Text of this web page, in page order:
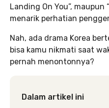
Landing On You”, maupun
menarik perhatian
Nah, ada drama Korea
bisa kamu nikmati saat
pernah menontonnya?
Dalam artikel ini